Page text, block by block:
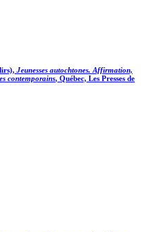
Jeunesses autochtones. Affirmation,
contemporains, Québec, Les Presses de